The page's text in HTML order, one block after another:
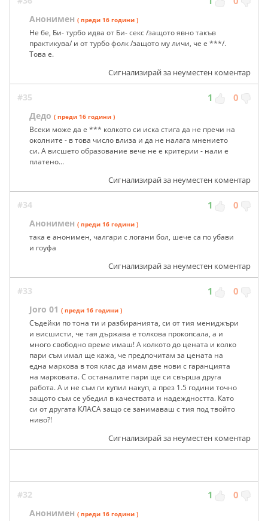
Анонимен ( преди 16 години )
Не бе, Би- турбо идва от Би- секс /защото явно такъв
практикува/ и от турбо фолк /защото му личи, че е ***/.
Това е.
Сигнализирай за неуместен коментар
#35 1 0
Дедо ( преди 16 години )
Всеки може да е *** колкото си иска стига да не пречи на
околните - в това число влиза и да не налага мнението
си. А висшето образование вече не е критерии - нали е
платено...
Сигнализирай за неуместен коментар
#34 1 0
Анонимен ( преди 16 години )
така е анонимен, чалгари с логани бол, шече са по убави
и гоуфа
Сигнализирай за неуместен коментар
#33 1 0
Joro 01 ( преди 16 години )
Съдейки по тона ти и разбиранията, си от тия мениджъри
и висшисти, че тая държава е толкова прокопсала, а и
много свободно време имаш! А колкото до цената и колко
пари съм имал ще кажа, че предпочитам за цената на
една маркова в тоя клас да имам две нови с гаранцията
на марковата. С останалите пари ще си свърша друга
работа. А и не съм ги купил накуп, а през 1.5 години точно
защото съм се убедил в качествата и надеждността. Като
си от другата КЛАСА защо се занимаваш с тия под твойто
ниво?!
Сигнализирай за неуместен коментар
#32 1 0
Анонимен ( преди 16 години )